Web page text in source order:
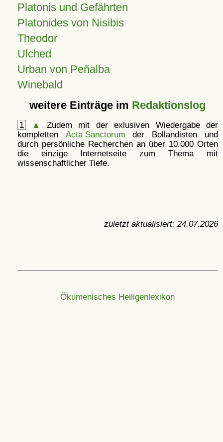
Platonis und Gefährten
Platonides von Nisibis
Theodor
Ulched
Urban von Peñalba
Winebald
weitere Einträge im Redaktionslog
1 ▲
Zudem mit der exlusiven Wiedergabe der
kompletten Acta Sanctorum der Bollandisten und
durch persönliche Recherchen an über 10.000 Orten
die einzige Internetseite zum Thema mit
wissenschaftlicher Tiefe.
zuletzt aktualisiert: 24.07.2026
Ökumenisches Heiligenlexikon